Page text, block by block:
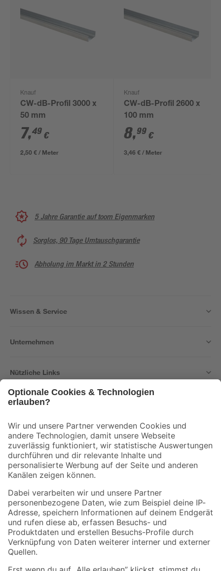
Knauf
CW-dB-Profil 3000 x
50 mm
7,49 €
2,50 € / Meter
Knauf
CW-dB-Profil 2600 x
100 mm
8,99 €
3,46 € / Meter
5 Jahre Garantie auf toom Eigenmarken
Sorglos, 90 Tage Umtauschgarantie
Abholung im Markt in 2 Stunden
Wissen & Service
Unternehmen
Nützliche Links
Der toom Newsletter: Keine Angebote und Aktionen mehr verpassen!
Zur Newsletter Anmeldung
Folge uns
Zahlungsarten Versandarten
Sicher einkaufen